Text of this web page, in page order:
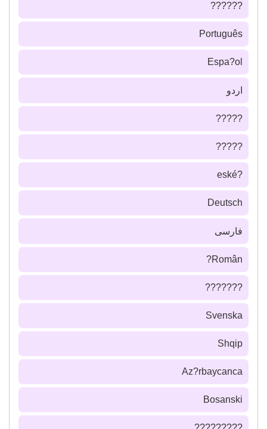
??????
Português
Espa?ol
اردو
?????
?????
?eské
Deutsch
فارسى
Român?
???????
Svenska
Shqip
Az?rbaycanca
Bosanski